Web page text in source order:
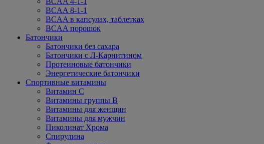
BCAA 8-1-1
BCAA в капсулах, таблетках
BCAA порошок
Батончики
Батончики без сахара
Батончики с Л-Карнитином
Протеиновые батончики
Энергетические батончики
Спортивные витамины
Витамин С
Витамины группы В
Витамины для женщин
Витамины для мужчин
Пиколинат Хрома
Спирулина